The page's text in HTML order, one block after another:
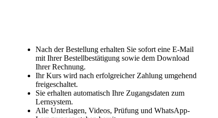
Nach der Bestellung erhalten Sie sofort eine E-Mail
mit Ihrer Bestellbestätigung sowie dem Download
Ihrer Rechnung.
Ihr Kurs wird nach erfolgreicher Zahlung umgehend
freigeschaltet.
Sie erhalten automatisch Ihre Zugangsdaten zum
Lernsystem.
Alle Unterlagen, Videos, Prüfung und WhatsApp-